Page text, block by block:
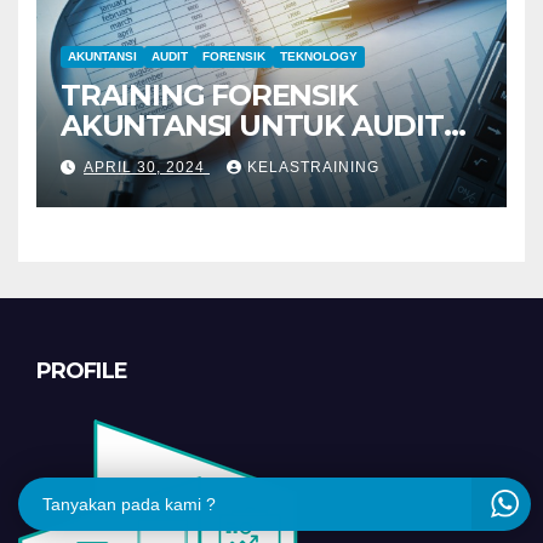
AKUNTANSI AUDIT FORENSIK TEKNOLOGY
TRAINING FORENSIK
AKUNTANSI UNTUK AUDIT
INVESTIGATIF
APRIL 30, 2024 KELASTRAINING
PROFILE
Tanyakan pada kami ?